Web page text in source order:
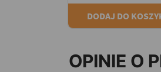
DODAJ DO
OPINIE O